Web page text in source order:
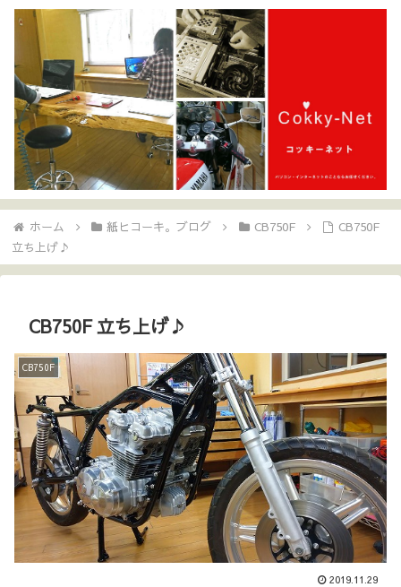
ホーム 紙ヒコーキ。ブログ CB750F
CB750F
立ち上げ♪
CB750F 立ち上げ♪
CB750F
2019.11.29